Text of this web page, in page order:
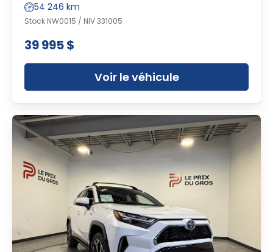
54 246 km
Stock NW0015 / NIV 331005
39 995 $
Voir le véhicule